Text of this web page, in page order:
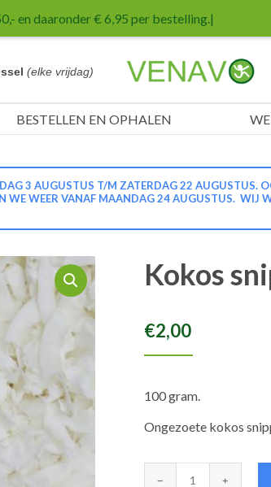
en daaronder € 6,95 per bestelling. |
(elke vrijdag)
BESTELLEN EN OPHALEN
3 AUGUSTUS T/M ZATERDAG 22 AUGUSTUS.
WEER VANAF MAANDAG 24 AUGUSTUS. WIJ
Kokos
€2,00
100 gram.
Ongezoete kokos